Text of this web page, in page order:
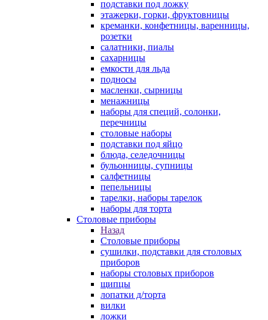
подставки под ложку
этажерки, горки, фруктовницы
креманки, конфетницы, варенницы,
розетки
салатники, пиалы
сахарницы
емкости для льда
подносы
масленки, сырницы
менажницы
наборы для специй, солонки,
перечницы
столовые наборы
подставки под яйцо
блюда, селедочницы
бульонницы, супницы
салфетницы
пепельницы
тарелки, наборы тарелок
наборы для торта
Столовые приборы
Назад
Столовые приборы
сушилки, подставки для столовых
приборов
наборы столовых приборов
щипцы
лопатки д/торта
вилки
ложки